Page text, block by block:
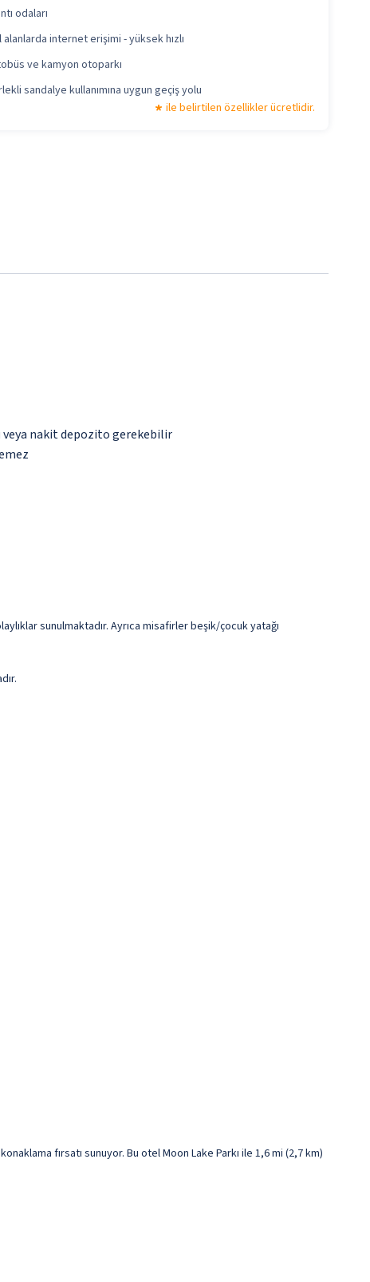
odaları
alanlarda internet erişimi - yüksek hızlı
ve kamyon otoparkı
sandalye kullanımına uygun geçiş yolu
ile belirtilen özellikler ücretlidir.
veya nakit depozito gerekebilir
sunulmaktadır. Ayrıca misafirler beşik/çocuk yatağı
fırsatı sunuyor. Bu otel Moon Lake Parkı ile 1,6 mi (2,7 km)